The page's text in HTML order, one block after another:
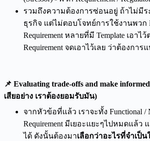
รวมถึงความต้องการซ่อนอยู่ ถ้าไม่มี
ธุรกิจ แต่ไม่ตอบโจทย์การใช้งานพวก
Requirement หลายที่มี Template เอาไ
Requirement จดเอาไว้เลย ว่าต้องการ
📌 Evaluating trade-offs and make
เสียอย่าง เราต้องยอมรับมัน)
จากหัวข้อที่แล้ว เราจะทั้ง Functional /
Requirement มีเยอะแยะๆไปหมดแล้ว
ได้ ดังนั้นต้องมาเลือกว่าอะไรที่จำเป็